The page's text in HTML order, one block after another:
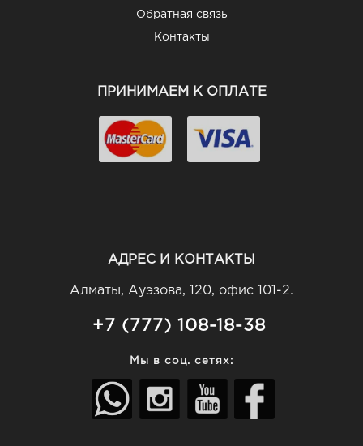
Обратная связь
Контакты
ПРИНИМАЕМ К ОПЛАТЕ
АДРЕС И КОНТАКТЫ
Алматы, Ауэзова, 120, офис 101-2.
+7 (777) 108-18-38
Мы в соц. сетях: